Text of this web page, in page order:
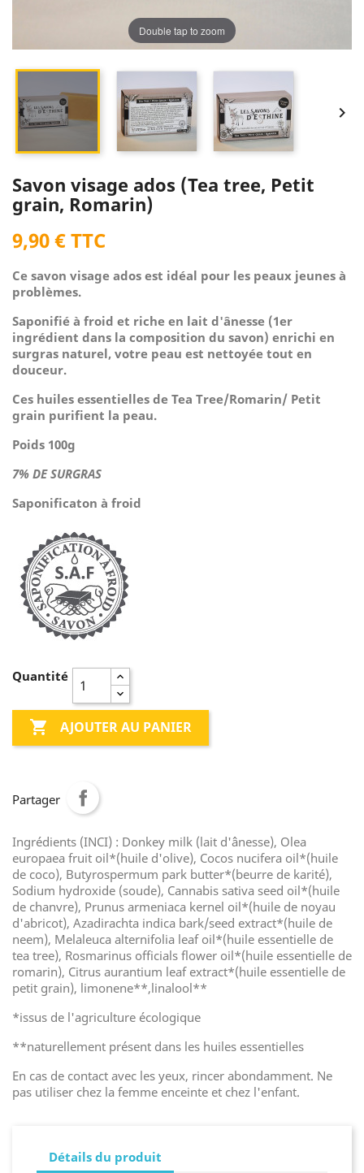
Double tap to zoom
 
Savon visage ados (Tea tree, Petit
grain, Romarin)
9,90 € TTC
Ce savon visage ados est idéal pour les peaux jeunes à
problèmes.
Saponifié à froid et riche en lait d'ânesse (1er
ingrédient dans la composition du savon) enrichi en
surgras naturel, votre peau est nettoyée tout en
douceur.
Ces huiles essentielles de Tea Tree/Romarin/ Petit
grain purifient la peau.
Poids 100g
7% DE SURGRAS
Saponificaton à froid
Quantité
 AJOUTER AU PANIER
Partager
Ingrédients (INCI) : Donkey milk (lait d'ânesse), Olea
europaea fruit oil*(huile d'olive), Cocos nucifera oil*(huile
de coco), Butyrospermum park butter*(beurre de karité),
Sodium hydroxide (soude), Cannabis sativa seed oil*(huile
de chanvre), Prunus armeniaca kernel oil*(huile de noyau
d'abricot), Azadirachta indica bark/seed extract*(huile de
neem), Melaleuca alternifolia leaf oil*(huile essentielle de
tea tree), Rosmarinus officials flower oil*(huile essentielle de
romarin), Citrus aurantium leaf extract*(huile essentielle de
petit grain), limonene**,linalool**
*issus de l'agriculture écologique
**naturellement présent dans les huiles essentielles
En cas de contact avec les yeux, rincer abondamment. Ne
pas utiliser chez la femme enceinte et chez l'enfant.
Détails du produit